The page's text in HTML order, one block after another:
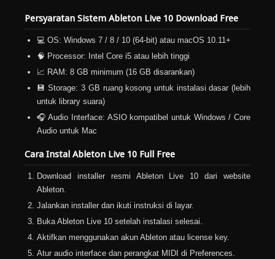
Persyaratan Sistem Ableton Live 10 Download Free
💻 OS: Windows 7 / 8 / 10 (64-bit) atau macOS 10.11+
🧠 Processor: Intel Core i5 atau lebih tinggi
📈 RAM: 8 GB minimum (16 GB disarankan)
💾 Storage: 3 GB ruang kosong untuk instalasi dasar (lebih
untuk library suara)
🎧 Audio Interface: ASIO kompatibel untuk Windows / Core
Audio untuk Mac
Cara Instal Ableton Live 10 Full Free
Download installer resmi Ableton Live 10 dari website
Ableton.
Jalankan installer dan ikuti instruksi di layar.
Buka Ableton Live 10 setelah instalasi selesai.
Aktifkan menggunakan akun Ableton atau license key.
Atur audio interface dan perangkat MIDI di Preferences.